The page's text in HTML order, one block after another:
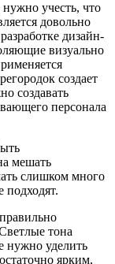
учесть, что
довольно
дизайн-
визуально
создает
создавать
персонала
мешать
слишком много
подходят.
тона
нужно уделить
ярким,